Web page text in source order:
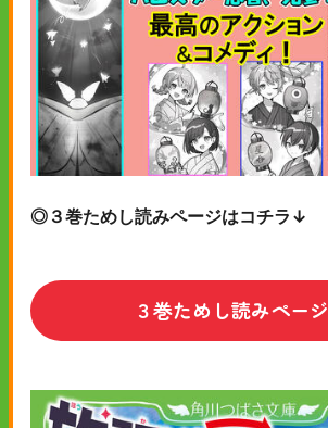
◎３巻ためし読みページはコチラ↓
３巻ためし読みページ